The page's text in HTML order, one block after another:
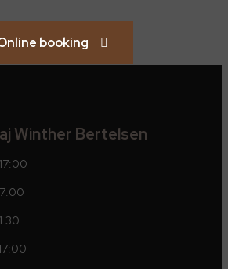
booking
Winther Bertelsen